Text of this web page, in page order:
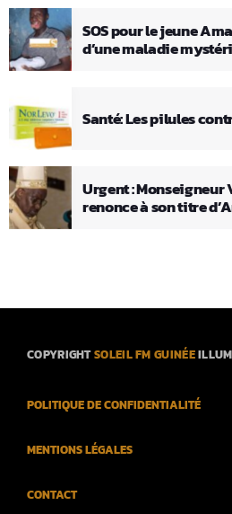
SOS pour le jeune
d’une maladie
Santé: Les pilules
Urgent :
renonce à son titre
COPYRIGHTSOLEIL FM GUINÉE
POLITIQUE DE CONFIDENTIALITÉ
MENTIONS LÉGALES
CONTACT